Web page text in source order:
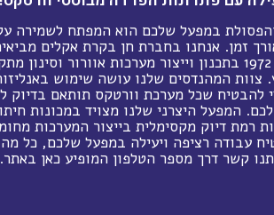
והפסולת במפעל שלכם הוא המפתח לשמירה
זמן. אנחנו בחברת חן בקרת אקלים
מומחיות שנבנתה מאז שנת 1972 בתכנון וייצור מערכות אוורור
צוות המהנדסים שלנו עושה שימוש
להבטיח שכל מערכת וורטקס תותאם בדיוק
המפעל היצרני שלנו מצויד במכונות
רמת דיוק מקסימלית בייצור המערכות
עבודה רציפה ויעילה במפעל שלכם, כל
קשר דרך מספר הטלפון המופיע כאן באתר.